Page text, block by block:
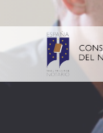
Pular para o Conteúdo